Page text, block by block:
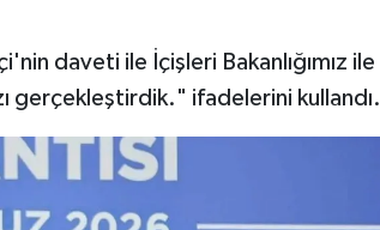
daveti ile İçişleri Bakanlığımız ile
gerçekleştirdik." ifadelerini kullandı.